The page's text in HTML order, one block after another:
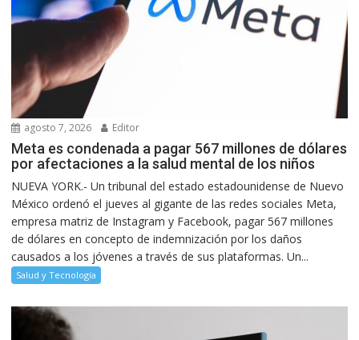
agosto 7, 2026 Editor
Meta es condenada a pagar 567 millones de dólares
por afectaciones a la salud mental de los niños
NUEVA YORK.- Un tribunal del estado estadounidense de Nuevo
México ordenó el jueves al gigante de las redes sociales Meta,
empresa matriz de Instagram y Facebook, pagar 567 millones
de dólares en concepto de indemnización por los daños
causados a los jóvenes a través de sus plataformas. Un...
Salud y Tecnología